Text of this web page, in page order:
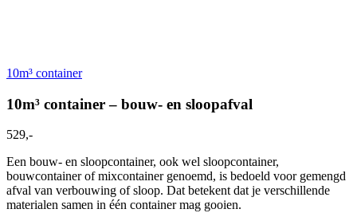
10m³ container
10m³ container – bouw- en sloopafval
529,-
Een bouw- en sloopcontainer, ook wel sloopcontainer,
bouwcontainer of mixcontainer genoemd, is bedoeld voor gemengd
afval van verbouwing of sloop. Dat betekent dat je verschillende
materialen samen in één container mag gooien.